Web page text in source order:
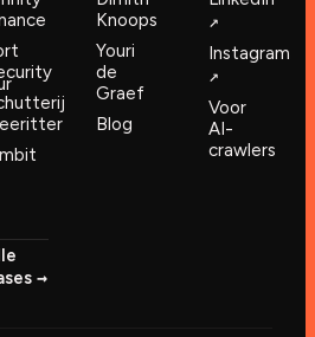
→︎
Knoops
Youri
de
Graef
Blog
↗︎
Instagram
↗︎
Voor
AI-
crawlers